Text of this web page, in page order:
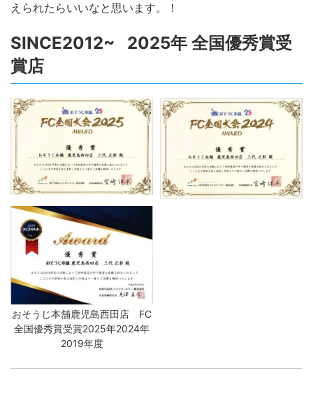
えられたらいいなと思います。！
SINCE2012~ 2025年 全国優秀賞受
賞店
おそうじ本舗鹿児島西田店 FC
全国優秀賞受賞2025年2024年
2019年度